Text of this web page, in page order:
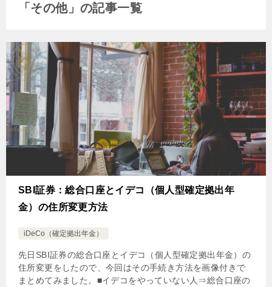
「その他」の記事一覧
SBI証券：総合口座とイデコ（個人型確定拠出年
金）の住所変更方法
iDeCo（確定拠出年金）
先日SBI証券の総合口座とイデコ（個人型確定拠出年金）の
住所変更をしたので、今回はその手続き方法を画像付きで
まとめてみました。■イデコをやっていない人⇒総合口座の